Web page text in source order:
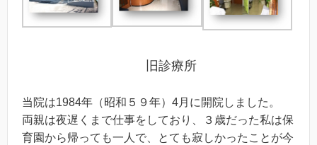
旧診療所
当院は1984年（昭和５９年）4月に開院しました。
両親は夜遅くまで仕事をしており、３歳だった私は保
育園から帰っても一人で、とても寂しかったことが今